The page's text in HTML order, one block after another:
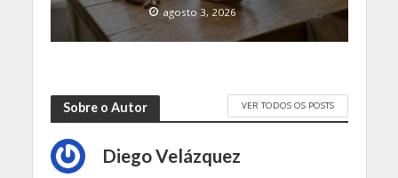
agosto 3, 2026
Sobre o Autor VER TODOS OS POSTS
Diego Velázquez